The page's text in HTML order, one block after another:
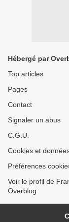
Hébergé par
Top articles
Pages
Contact
Signaler un abus
C.G.U.
Cookies et
Préférences
Voir le profil de
Overblog